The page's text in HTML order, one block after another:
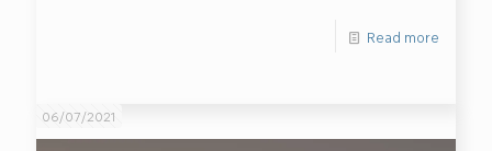
Read more
06/07/2021